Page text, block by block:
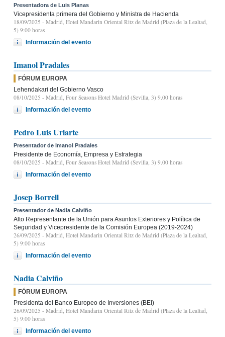
Presentadora de Luis Planas
Vicepresidenta primera del Gobierno y Ministra de Hacienda
18/09/2025 - Madrid, Hotel Mandarin Oriental Ritz de Madrid (Plaza de la Lealtad,
5) 9:00 horas
Información del evento
Imanol Pradales
FÓRUM EUROPA
Lehendakari del Gobierno Vasco
08/10/2025 - Madrid, Four Seasons Hotel Madrid (Sevilla, 3) 9.00 horas
Información del evento
Pedro Luis Uriarte
Presentador de Imanol Pradales
Presidente de Economía, Empresa y Estrategia
08/10/2025 - Madrid, Four Seasons Hotel Madrid (Sevilla, 3) 9.00 horas
Información del evento
Josep Borrell
Presentador de Nadia Calviño
Alto Representante de la Unión para Asuntos Exteriores y Política de
Seguridad y Vicepresidente de la Comisión Europea (2019-2024)
26/09/2025 - Madrid, Hotel Mandarin Oriental Ritz de Madrid (Plaza de la Lealtad,
5) 9:00 horas
Información del evento
Nadia Calviño
FÓRUM EUROPA
Presidenta del Banco Europeo de Inversiones (BEI)
26/09/2025 - Madrid, Hotel Mandarin Oriental Ritz de Madrid (Plaza de la Lealtad,
5) 9:00 horas
Información del evento